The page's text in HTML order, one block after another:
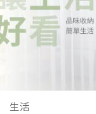
生活